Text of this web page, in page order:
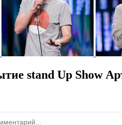
stand Up Show